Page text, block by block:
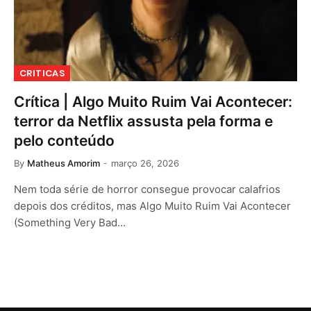
CRITICAS
Crítica | Algo Muito Ruim Vai Acontecer:
terror da Netflix assusta pela forma e
pelo conteúdo
By Matheus Amorim março 26, 2026
Nem toda série de horror consegue provocar calafrios
depois dos créditos, mas Algo Muito Ruim Vai Acontecer
(Something Very Bad…